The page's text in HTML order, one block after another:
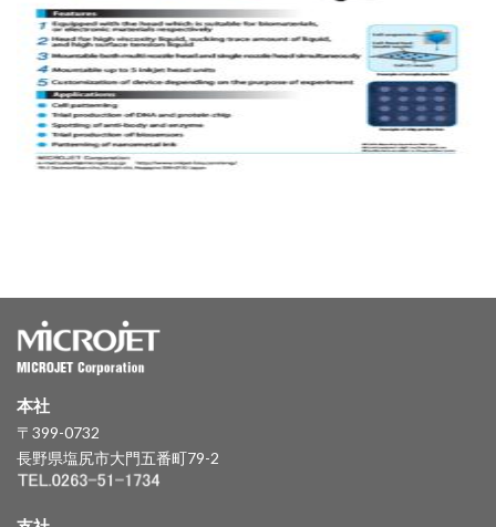
本社
〒399-0732
長野県塩尻市大門五番町79-2